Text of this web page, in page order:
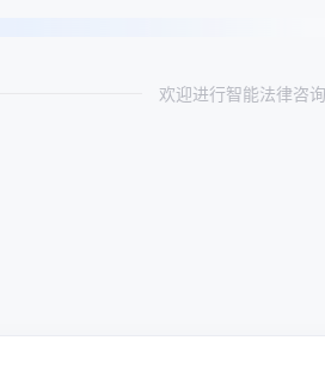
欢迎进行智能法律咨询